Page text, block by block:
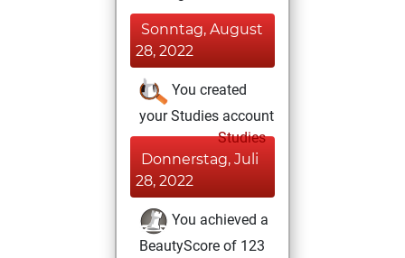
Sonntag, August
28, 2022
You created
your Studies account
Studies
Donnerstag, Juli
28, 2022
You achieved a
BeautyScore of 123